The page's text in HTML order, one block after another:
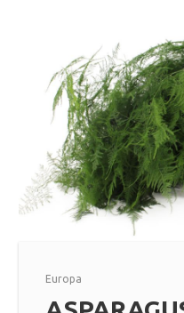
Europa